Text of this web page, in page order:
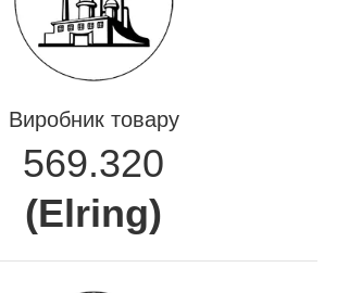
Виробник товару
569.320
(Elring)